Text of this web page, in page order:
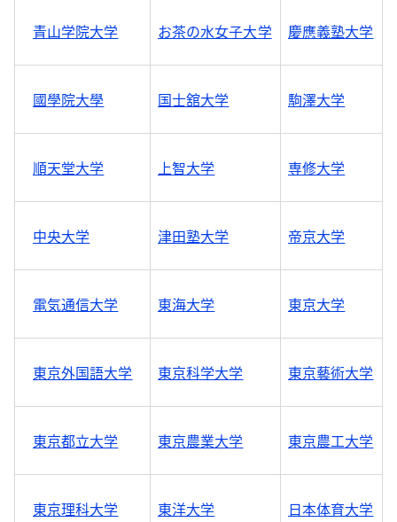
青山学院大学 お茶の水女子大学 慶應義塾大学
國學院大學 国士舘大学 駒澤大学
順天堂大学 上智大学 専修大学
中央大学 津田塾大学 帝京大学
電気通信大学 東海大学 東京大学
東京外国語大学 東京科学大学 東京藝術大学
東京都立大学 東京農業大学 東京農工大学
東京理科大学 東洋大学 日本体育大学